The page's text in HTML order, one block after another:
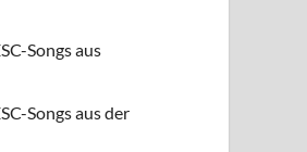
Songs aus
Songs aus der